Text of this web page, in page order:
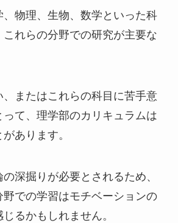
物理、生物、数学といった科
これらの分野での研究が主要な
またはこれらの科目に苦手意
て、理学部のカリキュラムは
あります。
深掘りが必要とされるため、
での学習はモチベーションの
るかもしれません。